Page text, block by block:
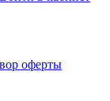
оферты